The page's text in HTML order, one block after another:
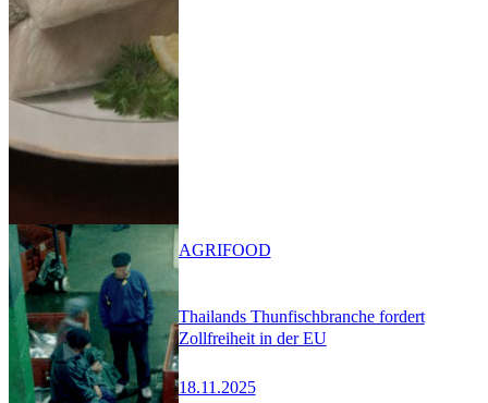
Thailands Thunfischbranche fordert
Zollfreiheit in der EU
18.11.2025
AGRIFOOD